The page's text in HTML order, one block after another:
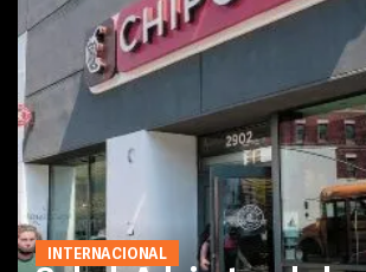
INTERNACIONAL